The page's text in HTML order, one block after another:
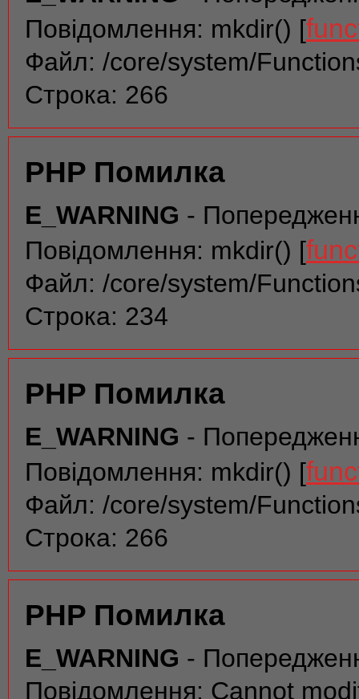
Повідомлення: mkdir() [
Файл: /core/system/
Строка: 266
PHP Помилка
E_WARNING -
Повідомлення: mkdir() [
Файл: /core/system/
Строка: 234
PHP Помилка
E_WARNING -
Повідомлення: mkdir() [
Файл: /core/system/
Строка: 266
PHP Помилка
E_WARNING -
Повідомлення: Cannot